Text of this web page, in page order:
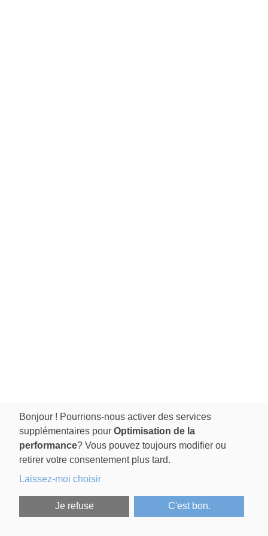
Bonjour ! Pourrions-nous activer des services
supplémentaires pour Optimisation de la
performance? Vous pouvez toujours modifier ou
retirer votre consentement plus tard.
Laissez-moi choisir
Je refuse C'est bon.